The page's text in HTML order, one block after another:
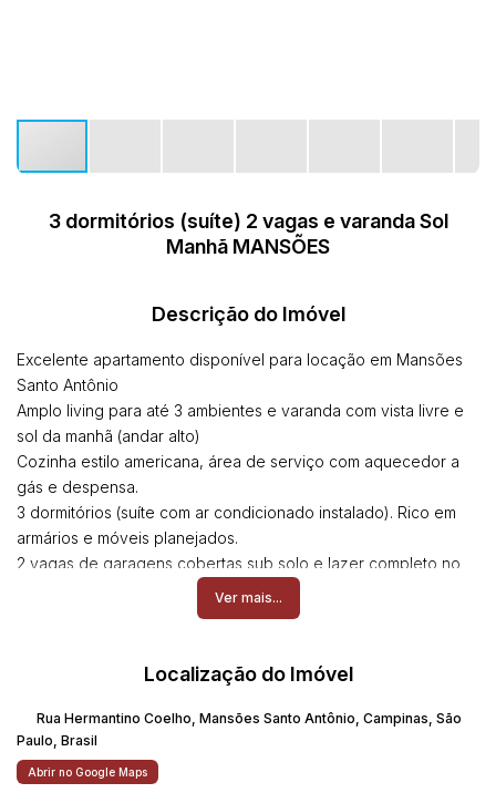
3 dormitórios (suíte) 2 vagas e varanda Sol
Manhã MANSÕES
Descrição do Imóvel
Excelente apartamento disponível para locação em Mansões
Santo Antônio
Amplo living para até 3 ambientes e varanda com vista livre e
sol da manhã (andar alto)
Cozinha estilo americana, área de serviço com aquecedor a
gás e despensa.
3 dormitórios (suíte com ar condicionado instalado). Rico em
armários e móveis planejados.
2 vagas de garagens cobertas sub solo e lazer completo no
Ver mais...
Localização do Imóvel
Rua Hermantino Coelho, Mansões Santo Antônio, Campinas, São
Paulo, Brasil
Abrir no Google Maps